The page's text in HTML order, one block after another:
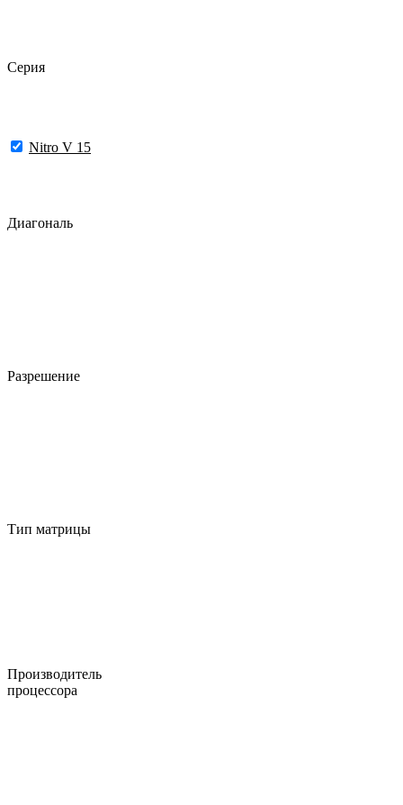
Серия
Nitro V 15
Диагональ
Разрешение
Тип матрицы
Производитель
процессора